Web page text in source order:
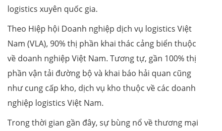
logistics xuyên quốc gia.
Theo Hiệp hội Doanh nghiệp dịch vụ logistics Việt
Nam (VLA), 90% thị phần khai thác cảng biển thuộc
về doanh nghiệp Việt Nam. Tương tự, gần 100% thị
phần vận tải đường bộ và khai báo hải quan cũng
như cung cấp kho, dịch vụ kho thuộc về các doanh
nghiệp logistics Việt Nam.
Trong thời gian gần đây, sự bùng nổ về thương mại